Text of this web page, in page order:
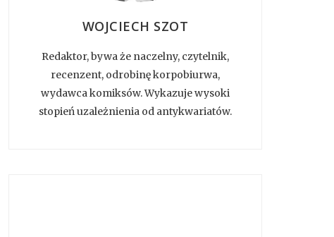
WOJCIECH SZOT
Redaktor, bywa że naczelny, czytelnik,
recenzent, odrobinę korpobiurwa,
wydawca komiksów. Wykazuje wysoki
stopień uzależnienia od antykwariatów.